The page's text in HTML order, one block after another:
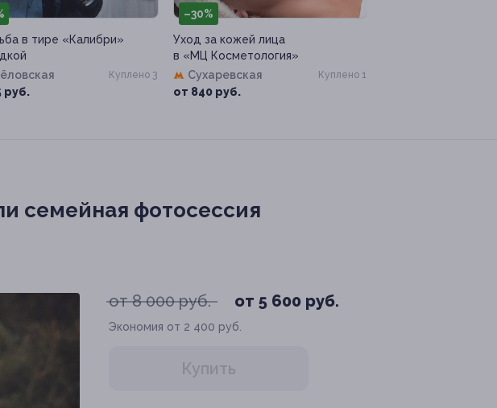
в тире «Калибри»
руб.
Куплено 3
–30%
Уход за кожей лица
в «МЦ Косметология»
Сухаревская
от 840 руб.
Куплено 1
семейная фотосессия
от 8 000 руб. от 5 600 руб.
Экономия от 2 400 руб.
Купить